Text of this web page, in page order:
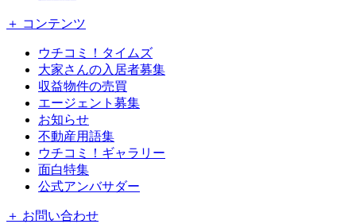
＋ コンテンツ
ウチコミ！タイムズ
大家さんの入居者募集
収益物件の売買
エージェント募集
お知らせ
不動産用語集
ウチコミ！ギャラリー
面白特集
公式アンバサダー
＋ お問い合わせ